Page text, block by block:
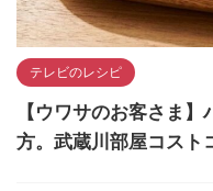
テレビのレシピ
【ウワサのお客さま
方。武蔵川部屋コスト